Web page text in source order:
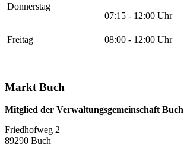
Donnerstag
07:15 - 12:00 Uhr
Freitag 08:00 - 12:00 Uhr
Markt Buch
Mitglied der Verwaltungsgemeinschaft Buch
Friedhofweg 2
89290 Buch